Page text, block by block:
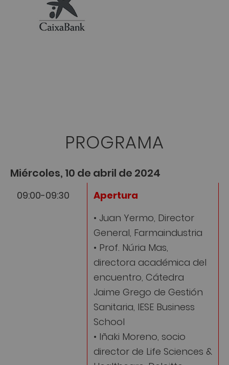
PROGRAMA
Miércoles, 10 de abril de 2024
09:00-09:30
Apertura
• Juan Yermo, Director
General, Farmaindustria
• Prof. Núria Mas,
directora académica del
encuentro, Cátedra
Jaime Grego de Gestión
Sanitaria, IESE Business
School
• Iñaki Moreno, socio
director de Life Sciences &